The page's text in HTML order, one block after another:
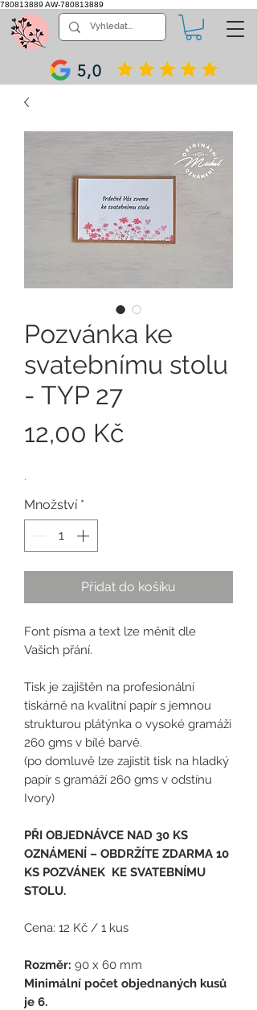
780813889 AW-780813889
5,0
Pozvánka ke
svatebnímu stolu
- TYP 27
12,00 Kč
.
Množství *
Přidat do košíku
Font písma a text lze měnit dle
Vašich přání.
Tisk je zajištěn na profesionální
tiskárně na kvalitní papír s jemnou
strukturou plátýnka o vysoké gramáži
260 gms v bílé barvě.
(po domluvě lze zajistit tisk na hladký
papír s gramáží 260 gms v odstínu
Ivory)
PŘI OBJEDNÁVCE NAD 30 KS
OZNÁMENÍ – OBDRŽÍTE ZDARMA 10
KS POZVÁNEK KE SVATEBNÍMU
STOLU.
Cena: 12 Kč / 1 kus
Rozměr: 90 x 60 mm
Minimální počet objednaných kusů
je 6.